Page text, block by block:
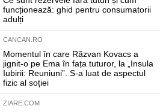
funcționează: ghid pentru consumatorii
adulți
CANCAN.RO
Momentul în care Răzvan Kovacs a
jignit-o pe Ema în fața tuturor, la „Insula
Iubirii: Reuniuni”. S-a luat de aspectul
fizic al soției
ZIARE.COM